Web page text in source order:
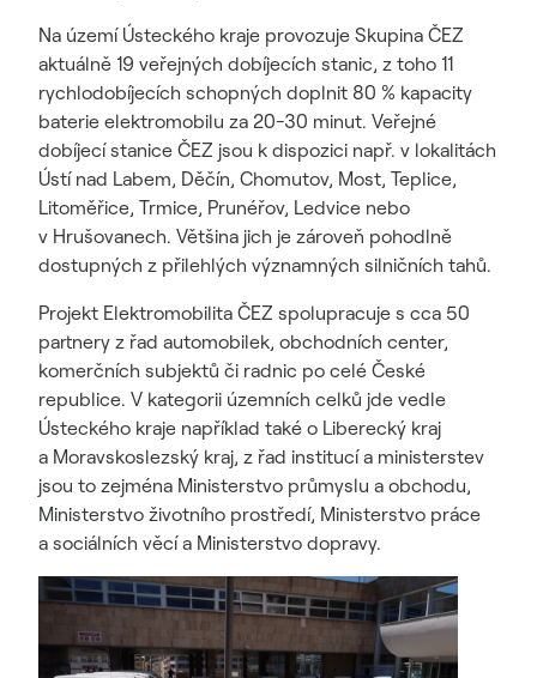
Na území Ústeckého kraje provozuje Skupina ČEZ
aktuálně 19 veřejných dobíjecích stanic, z toho 11
rychlodobíjecích schopných doplnit 80 % kapacity
baterie elektromobilu za 20-30 minut. Veřejné
dobíjecí stanice ČEZ jsou k dispozici např. v lokalitách
Ústí nad Labem, Děčín, Chomutov, Most, Teplice,
Litoměřice, Trmice, Prunéřov, Ledvice nebo
v Hrušovanech. Většina jich je zároveň pohodlně
dostupných z přilehlých významných silničních tahů.
Projekt Elektromobilita ČEZ spolupracuje s cca 50
partnery z řad automobilek, obchodních center,
komerčních subjektů či radnic po celé České
republice. V kategorii územních celků jde vedle
Ústeckého kraje například také o Liberecký kraj
a Moravskoslezský kraj, z řad institucí a ministerstev
jsou to zejména Ministerstvo průmyslu a obchodu,
Ministerstvo životního prostředí, Ministerstvo práce
a sociálních věcí a Ministerstvo dopravy.